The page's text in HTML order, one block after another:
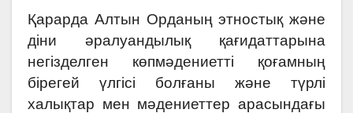
Қарарда Алтын Орданың этностық және
діни әралуандылық қағидаттарына
негізделген көпмәдениетті қоғамның
бірегей үлгісі болғаны және түрлі
халықтар мен мәдениеттер арасындағы